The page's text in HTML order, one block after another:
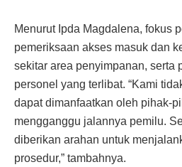
Menurut Ipda Magdalena, fokus
pemeriksaan akses masuk dan
sekitar area penyimpanan, serta
personel yang terlibat. “Kami
dapat dimanfaatkan oleh pihak-
mengganggu jalannya pemilu.
diberikan arahan untuk
prosedur,” tambahnya.